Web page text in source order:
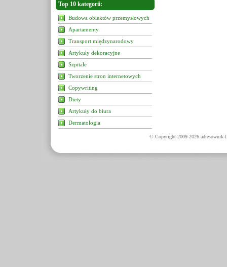
Top 10 kategorii:
Budowa obiektów przemysłowych
Apartamenty
Transport międzynarodowy
Artykuły dekoracyjne
Szpitale
Tworzenie stron internetowych
Copywriting
Diety
Artykuły do biura
Dermatologia
© Copyright 2009-2026